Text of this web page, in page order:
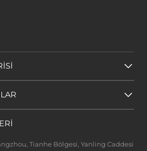
Tianhe Bölgesi, Yanling Caddesi